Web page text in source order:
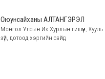
Оюунсайханы АЛТАНГЭРЭЛ
Монгол Улсын Их Хурлын гишүүн, Хууль
зүй, дотоод хэргийн сайд